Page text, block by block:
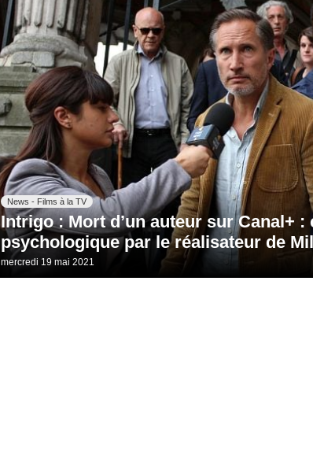
News - Films à la TV
Intrigo : Mort d’un auteur sur Canal+ :
psychologique par le réalisateur de
mercredi 19 mai 2021